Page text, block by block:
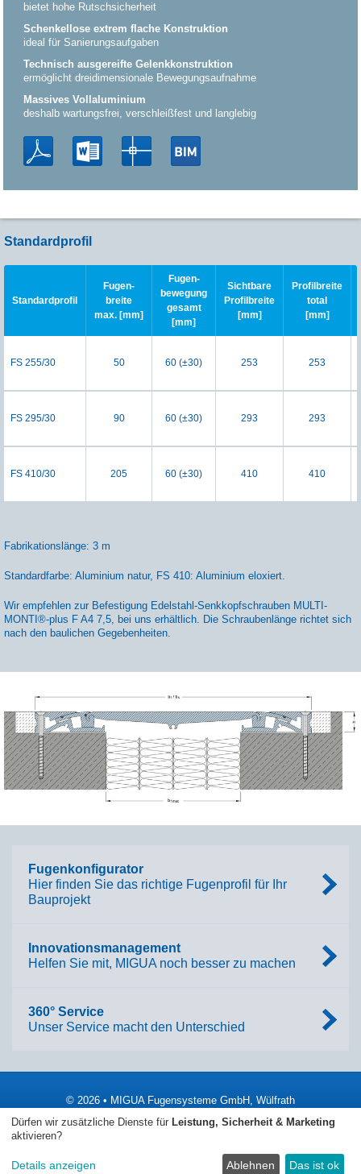
bietet hohe Rutschsicherheit
Schenkellose extrem flache Konstruktion
ideal für Sanierungsaufgaben
Technisch ausgereifte Gelenkkonstruktion
ermöglicht dreidimensionale Bewegungsaufnahme
Massives Vollaluminium
deshalb wartungsfrei, verschleißfest und langlebig
Standardprofil
Standardprofil
Fugen-
breite
max. [mm]
Fugen-
bewegung
gesamt
[mm]
Sichtbare
Profilbreite
[mm]
Profilbreite
total
[mm]
FS 255/30 50 60 (±30) 253 253
FS 295/30 90 60 (±30) 293 293
FS 410/30 205 60 (±30) 410 410
Fabrikationslänge: 3 m
Standardfarbe: Aluminium natur, FS 410: Aluminium eloxiert.
Wir empfehlen zur Befestigung Edelstahl-Senkkopfschrauben MULTI-
MONTI®-plus F A4 7,5, bei uns erhältlich. Die Schraubenlänge richtet sich
nach den baulichen Gegebenheiten.
Fugenkonfigurator
Hier finden Sie das richtige Fugenprofil für Ihr
Bauprojekt
Innovationsmanagement
Helfen Sie mit, MIGUA noch besser zu machen
360° Service
Unser Service macht den Unterschied
© 2026 • MIGUA Fugensysteme GmbH, Wülfrath
Sitemap
Dürfen wir zusätzliche Dienste für Leistung, Sicherheit & Marketing
aktivieren?
Details anzeigen Ablehnen Das ist ok